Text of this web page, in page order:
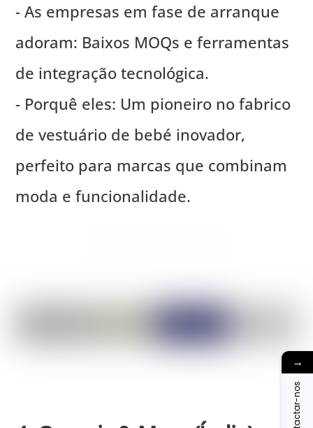
- As empresas em fase de arranque
adoram: Baixos MOQs e ferramentas
de integração tecnológica.
- Porquê eles: Um pioneiro no fabrico
de vestuário de bebé inovador,
perfeito para marcas que combinam
moda e funcionalidade.
→
Contactar-nos